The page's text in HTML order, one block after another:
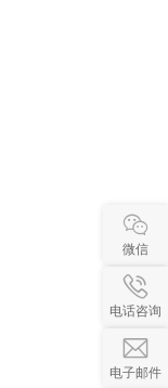
微信
电话咨询
电子邮件